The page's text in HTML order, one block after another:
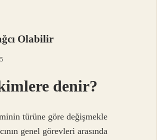
Olabilir
denir?
türüne göre değişmekle
genel görevleri arasında